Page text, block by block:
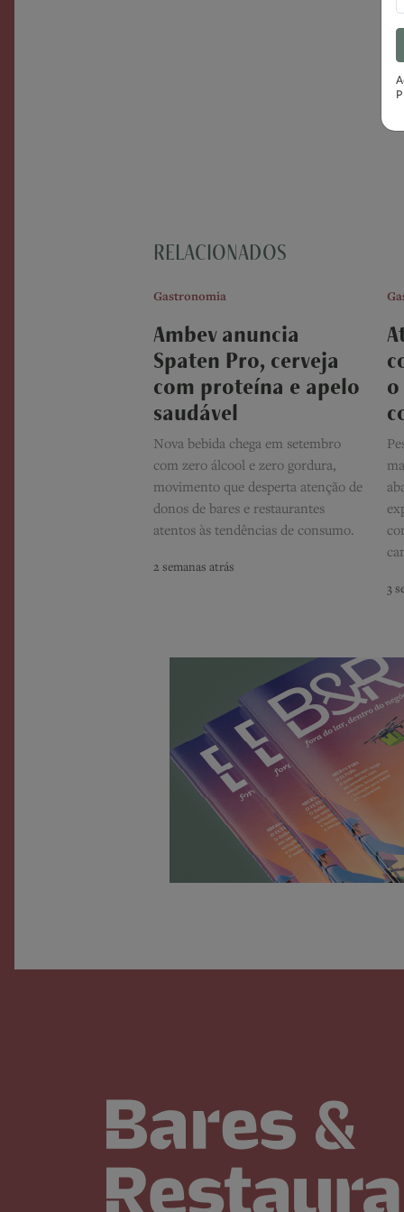
RELACIONADOS
Gastronomia
Ambev anuncia
Spaten Pro, cerveja
com proteína e apelo
saudável
Nova bebida chega em setembro
com zero álcool e zero gordura,
movimento que desperta atenção de
donos de bares e restaurantes
atentos às tendências de consumo.
2 semanas atrás
3